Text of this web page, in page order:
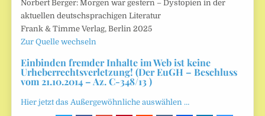
Norbert Berger: Morgen war gestern – Dystopien in der
aktuellen deutschsprachigen Literatur
Frank & Timme Verlag, Berlin 2025
Zur Quelle wechseln
Einbinden fremder Inhalte im Web ist keine
Urheberrechtsverletzung! (Der EuGH – Beschluss
vom 21.10.2014 – Az. C-348/13 )
Hier jetzt das Außergewöhnliche auswählen …